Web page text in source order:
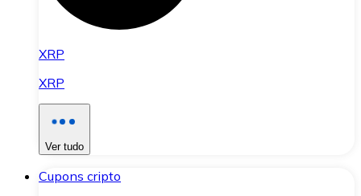
XRP
XRP
Ver tudo
Cupons cripto